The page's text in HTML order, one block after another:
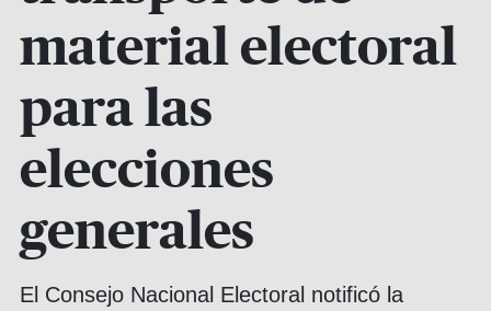
material electoral
para las
elecciones
generales
El Consejo Nacional Electoral notificó la